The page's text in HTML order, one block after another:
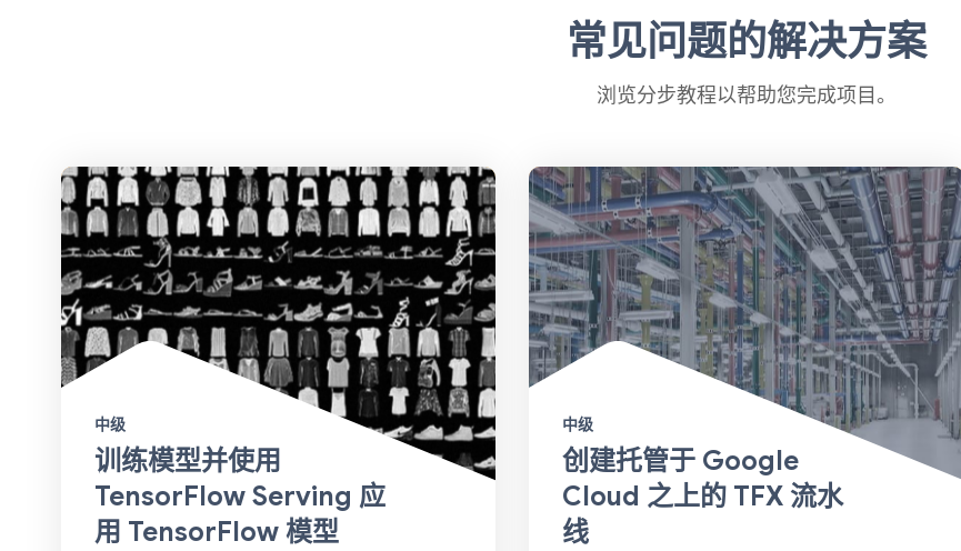
常见问题的解决方案
浏览分步教程以帮助您完成项目。
中级
训练模型并使用
TensorFlow Serving 应
用 TensorFlow 模型
中级
创建托管于 Google
Cloud 之上的 TFX 流水
线